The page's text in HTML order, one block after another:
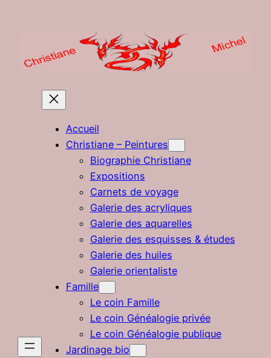
Accueil
Christiane – Peintures
Biographie Christiane
Expositions
Carnets de voyage
Galerie des acryliques
Galerie des aquarelles
Galerie des esquisses & études
Galerie des huiles
Galerie orientaliste
Famille
Le coin Famille
Le coin Généalogie privée
Le coin Généalogie publique
Jardinage bio